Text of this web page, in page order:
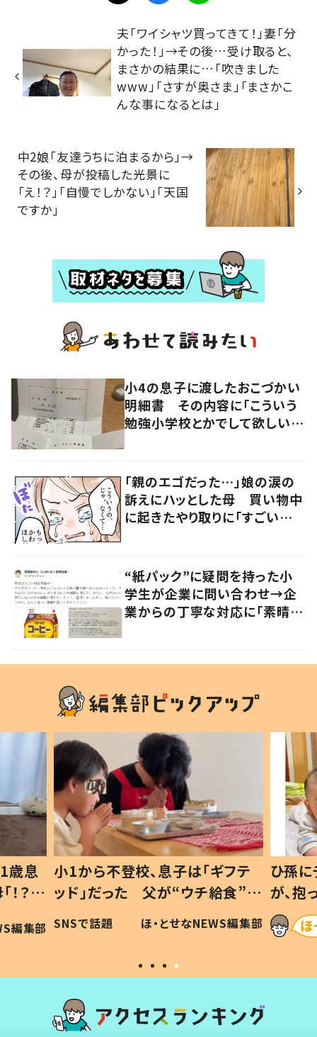
夫「ワイシャツ買ってきて！」妻「分
かった！」→その後…受け取ると、
まさかの結果に…「吹きました
www」「さすが奥さま」「まさかこ
んな事になるとは」
中2娘「友達うちに泊まるから」→
その後、母が投稿した光景に
「え！？」「自慢でしかない」「天国
ですか」
小4の息子に渡したおこづかい
明細書 その内容に「こういう
勉強小学校とかでして欲しい」
「親のエゴだった…」娘の涙の
訴えにハッとした母 買い物中
に起きたやり取りに「すごい分
“紙パック”に疑問を持った小
学生が企業に問い合わせ→企
業からの丁寧な対応に「素晴ら
歳息
？」
編集部
小1から不登校、息子は「ギフテ
ッド」だった 父が“ウチ給食”を
作り続ける理由とは #令和の親
#令和の子
SNSで話題 ほ・とせなNEWS編集部
ひ孫
が、
「涙が
い」